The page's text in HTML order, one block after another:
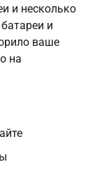
и несколько
и
ваше
на